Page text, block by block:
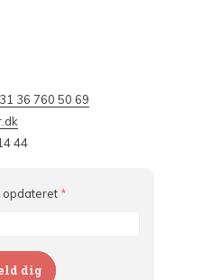
36 760 50 69
44
opdateret *
dig